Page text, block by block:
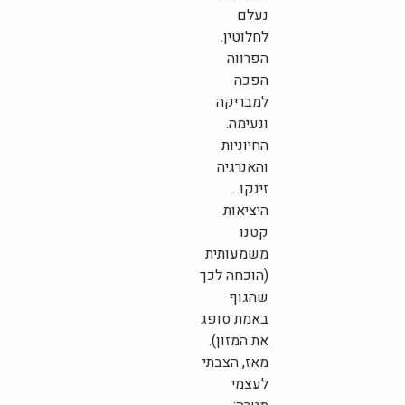
נעלם
לחלוטין.
הפרווה
הפכה
למבריקה
ונעימה.
החיוניות
והאנרגיה
זינקו.
היציאות
קטנו
משמעותית
(הוכחה לכך
שהגוף
באמת סופג
את המזון).
מאז, הצבתי
לעצמי